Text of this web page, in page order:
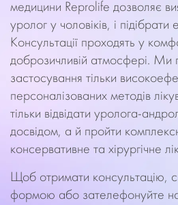
медицини Reprolife дозволяє
уролог у чоловіків, і
Консультації проходять у
доброзичливій атмосфері. Ми
застосування тільки
персоналізованих методів
тільки відвідати уролога-
досвідом, а й пройти
консервативне та хірургічне
Щоб отримати консультацію,
формою або зателефонуйте